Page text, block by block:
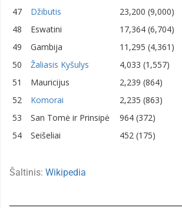
47 Džibutis 23,200 (9,000)
48
Eswatini 17,364 (6,704)
49
Gambija 11,295 (4,361)
50
Žaliasis Kyšulys 4,033 (1,557)
51
Mauricijus 2,239 (864)
52
Komorai 2,235 (863)
53
San Tomė ir Prinsipė 964 (372)
54
Seišeliai 452 (175)
Šaltinis: Wikipedia